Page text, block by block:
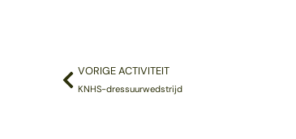
VORIGE ACTIVITEIT
KNHS-dressuurwedstrijd